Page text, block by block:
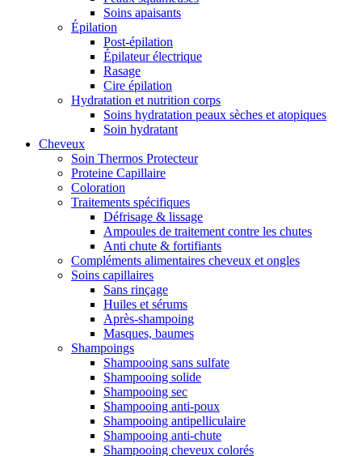
Soins apaisants
Épilation
Post-épilation
Épilateur électrique
Rasage
Cire épilation
Hydratation et nutrition corps
Soins hydratation peaux sèches et atopiques
Soin hydratant
Cheveux
Soin Thermos Protecteur
Proteine Capillaire
Coloration
Traitements spécifiques
Défrisage & lissage
Ampoules de traitement contre les chutes
Anti chute & fortifiants
Compléments alimentaires cheveux et ongles
Soins capillaires
Sans rinçage
Huiles et sérums
Après-shampoing
Masques, baumes
Shampoings
Shampooing sans sulfate
Shampooing solide
Shampooing sec
Shampooing anti-poux
Shampooing antipelliculaire
Shampooing anti-chute
Shampooing cheveux colorés